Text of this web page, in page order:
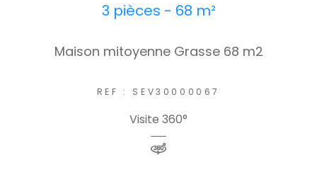
3 pièces - 68 m²
Maison mitoyenne Grasse 68 m2
REF : SEV30000067
Visite 360°